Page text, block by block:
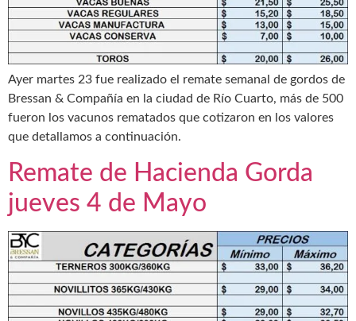
Ayer martes 23 fue realizado el remate semanal de gordos de
Bressan & Compañía en la ciudad de Río Cuarto, más de 500
fueron los vacunos rematados que cotizaron en los valores
que detallamos a continuación.
Remate de Hacienda Gorda
jueves 4 de Mayo